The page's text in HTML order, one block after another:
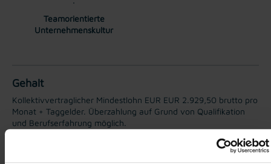
Teamorientierte
Unternehmenskultur
Gehalt
Kollektivvertraglicher Mindestlohn EUR EUR 2.929,50 brutto pro
Monat + Taggelder. Überzahlung auf Grund von Qualifikation
und Berufserfahrung möglich.